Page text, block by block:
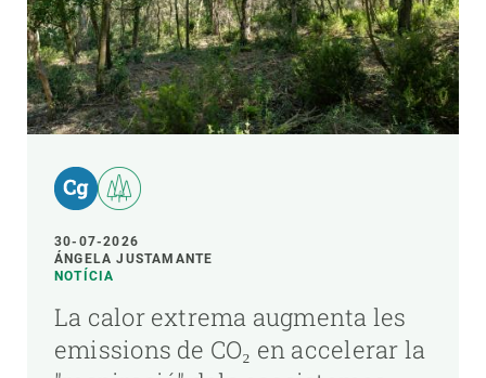
30-07-2026
ÁNGELA JUSTAMANTE
NOTÍCIA
La calor extrema augmenta les
emissions de CO₂ en accelerar la